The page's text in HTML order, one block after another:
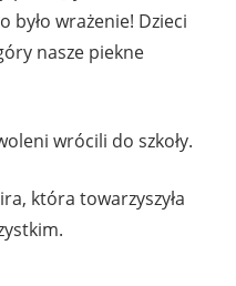
było wrażenie! Dzieci
nasze piekne
wrócili do szkoły.
która towarzyszyła